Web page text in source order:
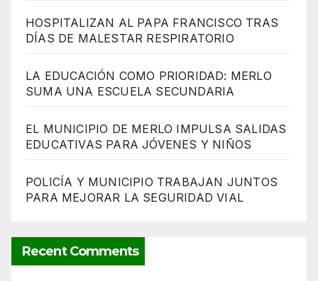
HOSPITALIZAN AL PAPA FRANCISCO TRAS
DÍAS DE MALESTAR RESPIRATORIO
LA EDUCACIÓN COMO PRIORIDAD: MERLO
SUMA UNA ESCUELA SECUNDARIA
EL MUNICIPIO DE MERLO IMPULSA SALIDAS
EDUCATIVAS PARA JÓVENES Y NIÑOS
POLICÍA Y MUNICIPIO TRABAJAN JUNTOS
PARA MEJORAR LA SEGURIDAD VIAL
Recent Comments